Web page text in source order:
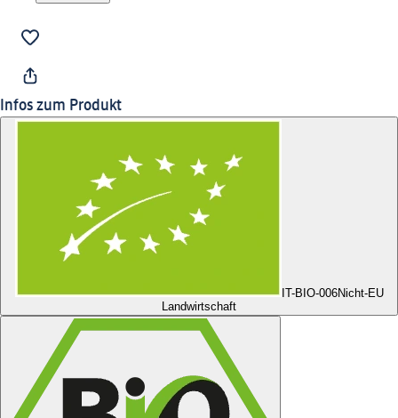
Infos zum Produkt
IT-BIO-006Nicht-EU
Landwirtschaft